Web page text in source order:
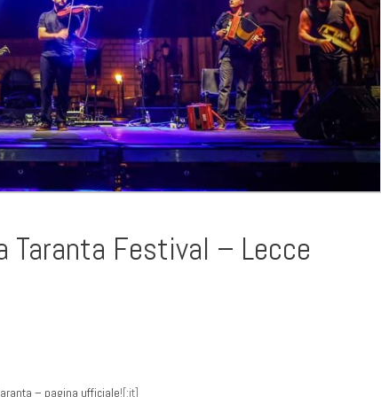
Taranta Festival – Lecce
– pagina ufficiale![:it]